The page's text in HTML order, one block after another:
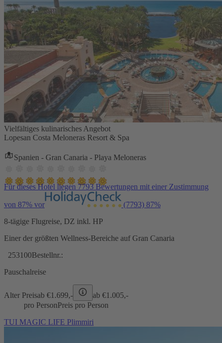
Vielfältiges kulinarisches Angebot
Lopesan Costa Meloneras Resort & Spa
Spanien - Gran Canaria - Playa Meloneras
Für dieses Hotel liegen 7793 Bewertungen mit einer Zustimmung
von 87% vor (7793) 87%
8-tägige Flugreise, DZ inkl. HP
Einer der größten Wellness-Bereiche auf Gran Canaria
253100Bestellnr.:
Pauschalreise
Alter Preisab €1.699,- ab €1.005,-
pro PersonPreis pro Person
TUI MAGIC LIFE Plimmiri